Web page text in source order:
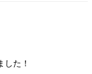
た！